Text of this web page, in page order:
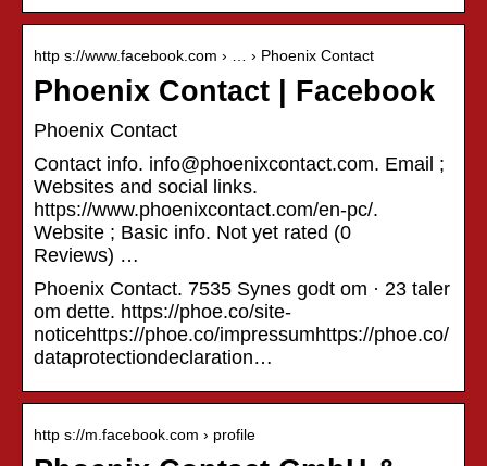
http s://www.facebook.com › … › Phoenix Contact
Phoenix Contact | Facebook
Phoenix Contact
Contact info. info@phoenixcontact.com. Email ;
Websites and social links.
https://www.phoenixcontact.com/en-pc/.
Website ; Basic info. Not yet rated (0
Reviews) …
Phoenix Contact. 7535 Synes godt om · 23 taler
om dette. https://phoe.co/site-
noticehttps://phoe.co/impressumhttps://phoe.co/
dataprotectiondeclaration…
http s://m.facebook.com › profile